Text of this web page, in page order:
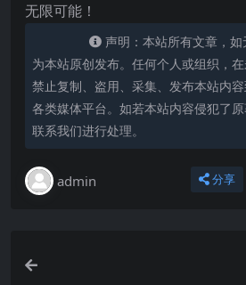
无限可能！
声明：本站所有文章，
为本站原创发布。任何个人或组织，
禁止复制、盗用、采集、发布本站内
各类媒体平台。如若本站内容侵犯了
联系我们进行处理。
admin 分享